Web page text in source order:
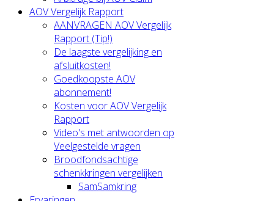
AOV Vergelijk Rapport
AANVRAGEN AOV Vergelijk
Rapport (Tip!)
De laagste vergelijking en
afsluitkosten!
Goedkoopste AOV
abonnement!
Kosten voor AOV Vergelijk
Rapport
Video's met antwoorden op
Veelgestelde vragen
Broodfondsachtige
schenkkringen vergelijken
SamSamkring